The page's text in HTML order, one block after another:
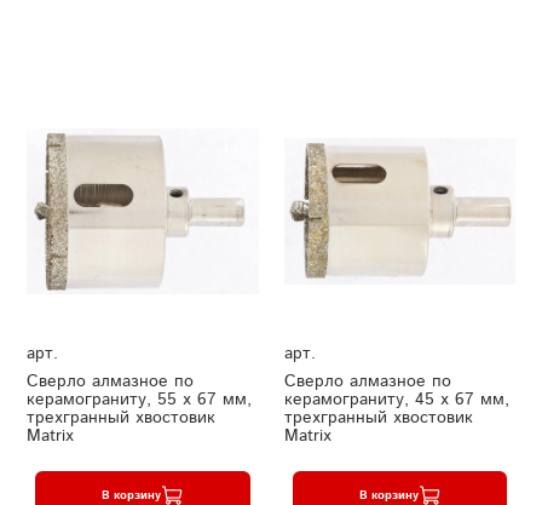
арт.
Сверло алмазное по
керамограниту, 55 х 67 мм,
трехгранный хвостовик
Matrix
В корзину
арт.
Сверло алмазное по
керамограниту, 45 х 67 мм,
трехгранный хвостовик
Matrix
В корзину